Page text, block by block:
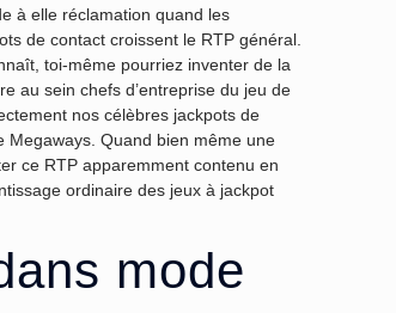
à elle réclamation quand les
de contact croissent le RTP général.
toi-même pourriez inventer de la
au sein chefs d’entreprise du jeu de
nos célèbres jackpots de
Megaways. Quand bien même une
ce RTP apparemment contenu en
ordinaire des jeux à jackpot
mode